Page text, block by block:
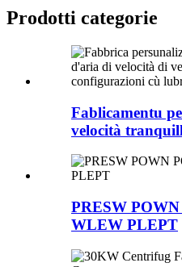
Prodotti categorie
Fablicamentu
velocità
PRESW
WLEW PLEPT